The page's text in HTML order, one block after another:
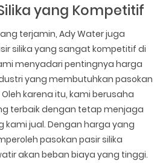
yang Kompetitif
terjamin, Ady Water juga
silika yang sangat kompetitif di
menyadari pentingnya harga
yang membutuhkan pasokan
karena itu, kami berusaha
terbaik dengan tetap menjaga
kami jual. Dengan harga yang
pasokan pasir silika
akan beban biaya yang tinggi.